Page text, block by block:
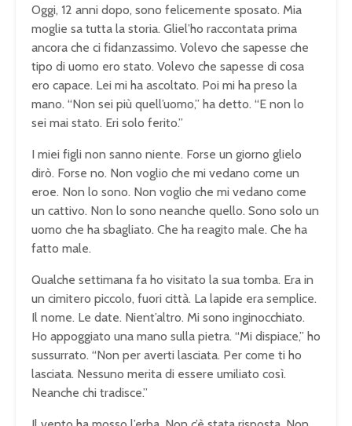
Oggi, 12 anni dopo, sono felicemente sposato. Mia
moglie sa tutta la storia. Gliel’ho raccontata prima
ancora che ci fidanzassimo. Volevo che sapesse che
tipo di uomo ero stato. Volevo che sapesse di cosa
ero capace. Lei mi ha ascoltato. Poi mi ha preso la
mano. “Non sei più quell’uomo,” ha detto. “E non lo
sei mai stato. Eri solo ferito.”
I miei figli non sanno niente. Forse un giorno glielo
dirò. Forse no. Non voglio che mi vedano come un
eroe. Non lo sono. Non voglio che mi vedano come
un cattivo. Non lo sono neanche quello. Sono solo un
uomo che ha sbagliato. Che ha reagito male. Che ha
fatto male.
Qualche settimana fa ho visitato la sua tomba. Era in
un cimitero piccolo, fuori città. La lapide era semplice.
Il nome. Le date. Nient’altro. Mi sono inginocchiato.
Ho appoggiato una mano sulla pietra. “Mi dispiace,” ho
sussurrato. “Non per averti lasciata. Per come ti ho
lasciata. Nessuno merita di essere umiliato così.
Neanche chi tradisce.”